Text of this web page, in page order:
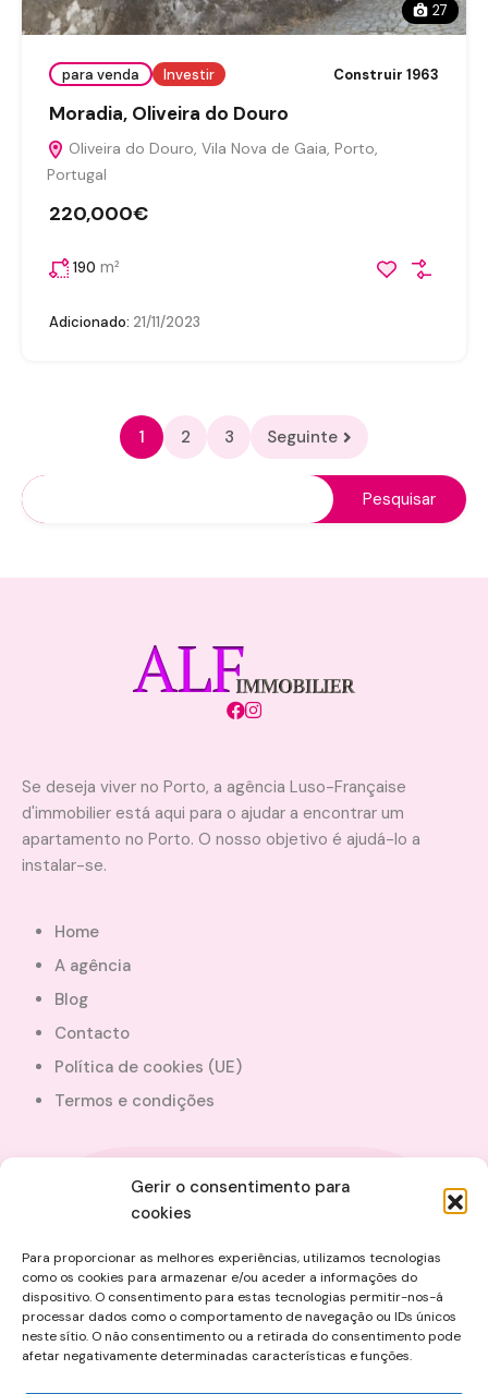
Gerir o consentimento para
cookies
Para proporcionar as melhores experiências, utilizamos tecnologias
como os cookies para armazenar e/ou aceder a informações do
dispositivo. O consentimento para estas tecnologias permitir-nos-á
processar dados como o comportamento de navegação ou IDs únicos
neste sítio. O não consentimento ou a retirada do consentimento pode
afetar negativamente determinadas características e funções.
27
para venda Investir Construir 1963
Moradia, Oliveira do Douro
Oliveira do Douro, Vila Nova de Gaia, Porto,
Portugal
220,000€
190 m²
Adicionado: 21/11/2023
1 2 3 Seguinte
Se deseja viver no Porto, a agência Luso-Française
d'immobilier está aqui para o ajudar a encontrar um
apartamento no Porto. O nosso objetivo é ajudá-lo a
instalar-se.
Home
A agência
Blog
Contacto
Política de cookies (UE)
Termos e condições
+351 910 968 240
+351 910 968 240
info@alfimmobilier.com